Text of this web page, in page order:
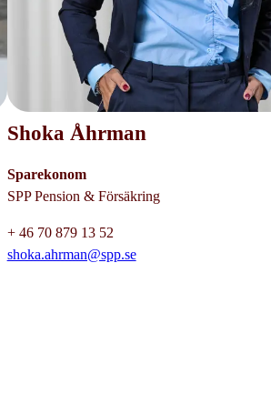
Shoka Åhrman
Sparekonom
SPP Pension & Försäkring
+ 46 70 879 13 52
shoka.ahrman@spp.se